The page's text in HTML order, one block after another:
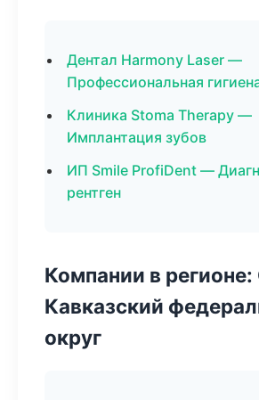
Дентал Harmony Laser —
Профессиональная
Клиника Stoma Therapy —
Имплантация зубов
ИП Smile ProfiDent —
рентген
Компании в
Кавказский
округ